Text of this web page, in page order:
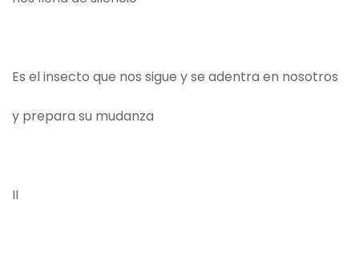
Es el insecto que nos sigue y se adentra en nosotros
y prepara su mudanza
II